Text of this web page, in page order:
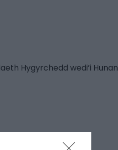
Hygyrchedd wedi’i Hunan